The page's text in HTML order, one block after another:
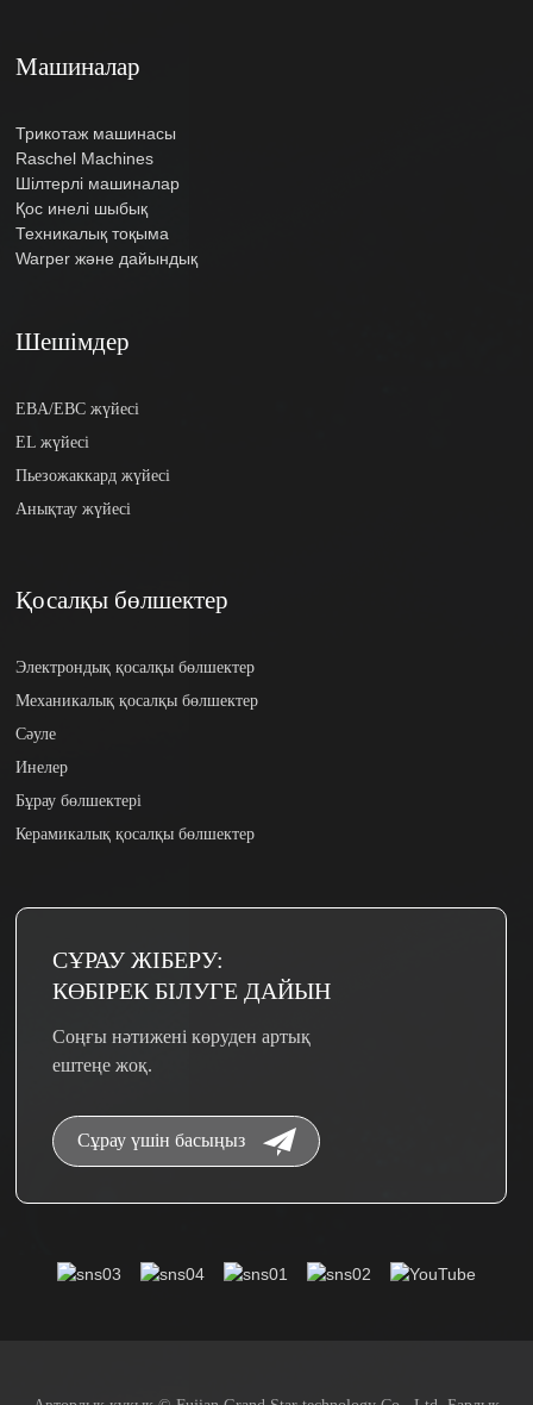
Машиналар
Трикотаж машинасы
Raschel Machines
Шілтерлі машиналар
Қос инелі шыбық
Техникалық тоқыма
Warper және дайындық
Шешімдер
EBA/EBC жүйесі
EL жүйесі
Пьезожаккард жүйесі
Анықтау жүйесі
Қосалқы бөлшектер
Электрондық қосалқы бөлшектер
Механикалық қосалқы бөлшектер
Сәуле
Инелер
Бұрау бөлшектері
Керамикалық қосалқы бөлшектер
СҰРАУ ЖІБЕРУ:
КӨБІРЕК БІЛУГЕ ​​ДАЙЫН
Соңғы нәтижені көруден артық
ештеңе жоқ.
Сұрау үшін басыңыз